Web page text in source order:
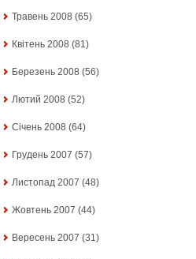
Травень 2008 (65)
Квітень 2008 (81)
Березень 2008 (56)
Лютий 2008 (52)
Січень 2008 (64)
Грудень 2007 (57)
Листопад 2007 (48)
Жовтень 2007 (44)
Вересень 2007 (31)